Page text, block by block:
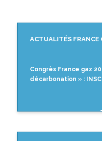
ACTUALITÉS FRANCE
Congrès France gaz
décarbonation » :